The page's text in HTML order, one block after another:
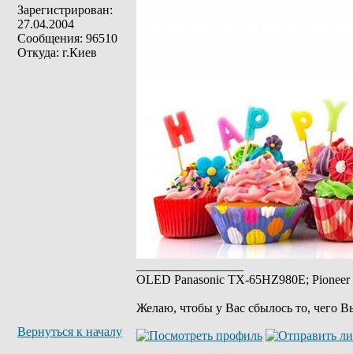
Зарегистрирован:
27.04.2004
Сообщения: 96510
Откуда: г.Киев
OLED Panasonic TX-65HZ980E;
Желаю, чтобы у Вас сбылось то, чего
Вернуться к началу